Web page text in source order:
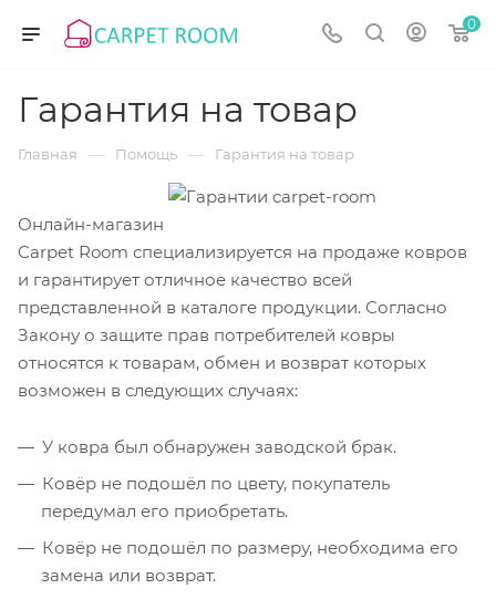
0
Гарантия на товар
Главная — Помощь — Гарантия на товар
Онлайн-магазин
Carpet Room специализируется на продаже ковров
и гарантирует отличное качество всей
представленной в каталоге продукции. Согласно
Закону о защите прав потребителей ковры
относятся к товарам, обмен и возврат которых
возможен в следующих случаях:
У ковра был обнаружен заводской брак.
Ковёр не подошёл по цвету, покупатель
передумал его приобретать.
Ковёр не подошёл по размеру, необходима его
замена или возврат.